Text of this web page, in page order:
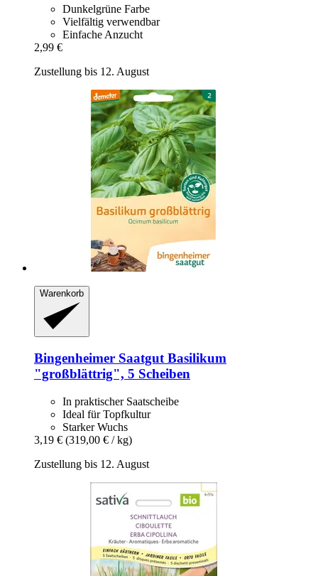
Dunkelgrüne Farbe
Vielfältig verwendbar
Einfache Anzucht
2,99 €
Zustellung bis 12. August
Warenkorb
Bingenheimer Saatgut Basilikum
"großblättrig", 5 Scheiben
In praktischer Saatscheibe
Ideal für Topfkultur
Starker Wuchs
3,19 € (319,00 € / kg)
Zustellung bis 12. August